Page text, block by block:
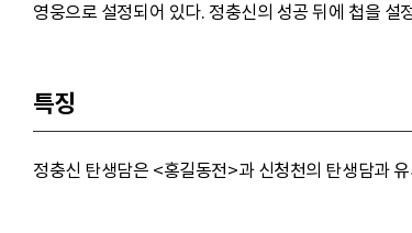
영웅으로 설정되어 있다. 정충신의 성공 뒤에 첩을 설
특징
정충신 탄생담은 <홍길동전>과 신청천의 탄생담과